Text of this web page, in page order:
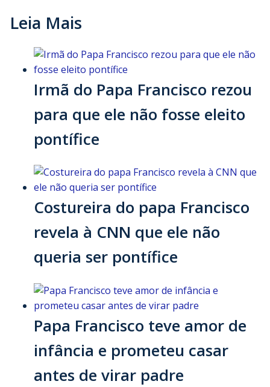
Leia Mais
Irmã do Papa Francisco rezou
para que ele não fosse eleito
pontífice
Costureira do papa Francisco
revela à CNN que ele não
queria ser pontífice
Papa Francisco teve amor de
infância e prometeu casar
antes de virar padre